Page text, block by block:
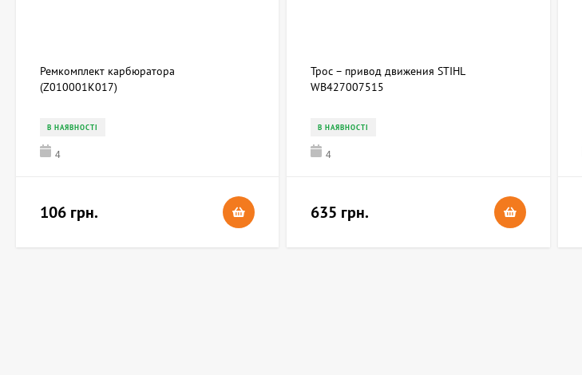
Ремкомплект карбюратора
(Z010001K017)
В НАЯВНОСТІ
4
106 грн.
Трос – привод движения STIHL
WB427007515
В НАЯВНОСТІ
4
635 грн.